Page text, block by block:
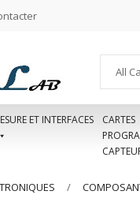
All
ET INTERFACES
CARTES